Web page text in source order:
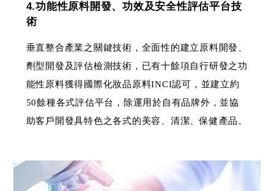
4.功能性原料開發、功效及安全性評估平台技
術
垂直整合產業之關鍵技術，全面性的建立原料開發、
劑型開發及評估檢測技術，已有十餘項自行研發之功
能性原料獲得國際化妝品原料INCI認可，並建立約
50餘種各式評估平台，除運用於自有品牌外，並協
助客戶開發具特色之各式的美容、清潔、保健產品。